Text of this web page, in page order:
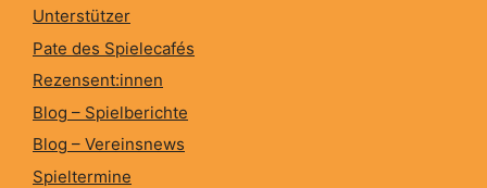
Unterstützer
Pate des Spielecafés
Rezensent:innen
Blog – Spielberichte
Blog – Vereinsnews
Spieltermine